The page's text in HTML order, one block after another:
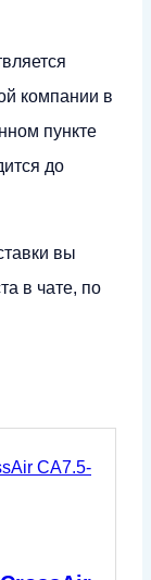
компании в
пункте
до
вы
в чате, по